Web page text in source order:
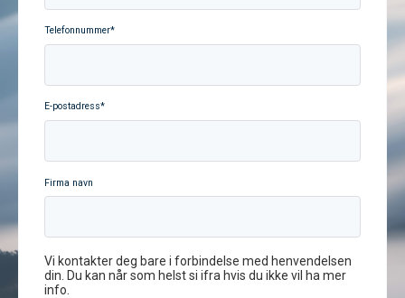
Telefonnummer*
E-postadress*
Firma navn
Vi kontakter deg bare i forbindelse med henvendelsen
din. Du kan når som helst si ifra hvis du ikke vil ha mer
info.